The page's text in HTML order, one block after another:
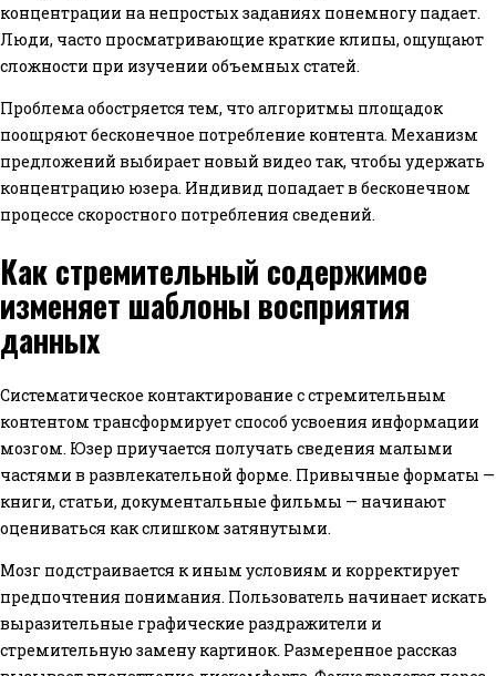
концентрации на непростых заданиях понемногу падает.
Люди, часто просматривающие краткие клипы, ощущают
сложности при изучении объемных статей.
Проблема обостряется тем, что алгоритмы площадок
поощряют бесконечное потребление контента. Механизм
предложений выбирает новый видео так, чтобы удержать
концентрацию юзера. Индивид попадает в бесконечном
процессе скоростного потребления сведений.
Как стремительный содержимое
изменяет шаблоны восприятия
данных
Систематическое контактирование с стремительным
контентом трансформирует способ усвоения информации
мозгом. Юзер приучается получать сведения малыми
частями в развлекательной форме. Привычные форматы —
книги, статьи, документальные фильмы — начинают
оцениваться как слишком затянутыми.
Мозг подстраивается к иным условиям и корректирует
предпочтения понимания. Пользователь начинает искать
выразительные графические раздражители и
стремительную замену картинок. Размеренное рассказ